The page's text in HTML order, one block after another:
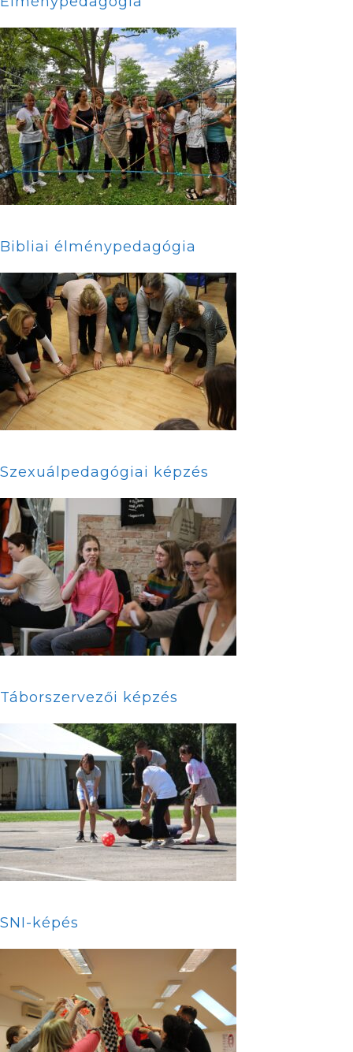
Bibliai élménypedagógia
Szexuálpedagógiai képzés
Táborszervezői képzés
SNI-képés